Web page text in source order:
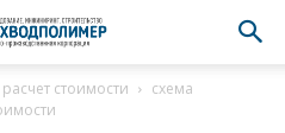
стоимости
схема